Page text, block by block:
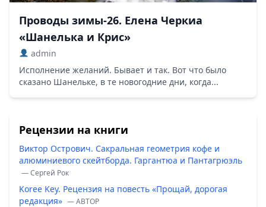
Проводы зимы-26. Елена Черкиа
«Шанелька и Крис»
admin
Исполнение желаний. Бывает и так. Вот что было
сказано Шанельке, в те новогодние дни, когда...
Рецензии на книги
Виктор Острович. Сакральная геометрия кофе и
алюминиевого скейтборда. Гаргантюа и Пантагрюэль
— Сергей Рок
Koree Key. Рецензия на повесть «Прощай, дорогая
редакция» — ABTOP